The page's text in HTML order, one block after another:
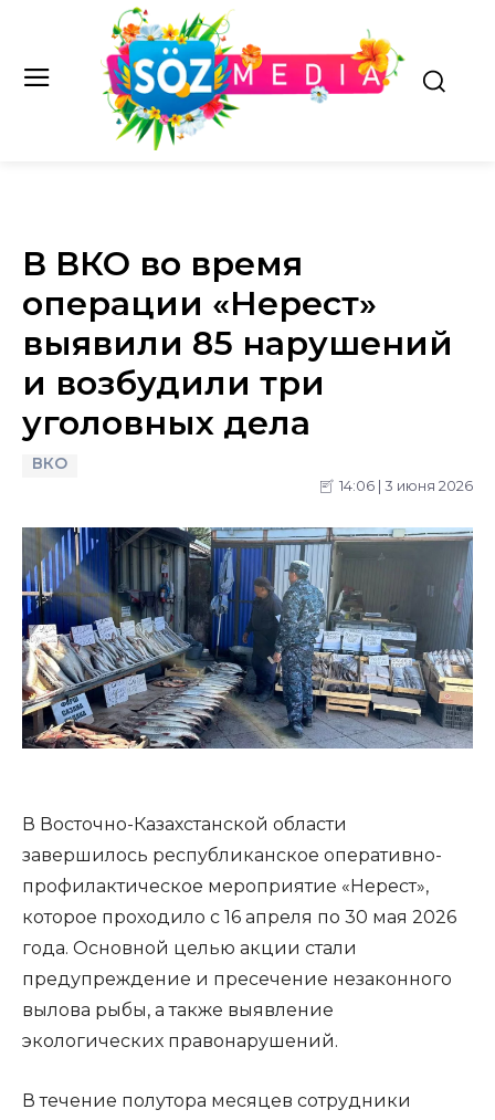
В ВКО во время
операции «Нерест»
выявили 85 нарушений
и возбудили три
уголовных дела
ВКО
14:06 | 3 июня 2026
В Восточно-Казахстанской области
завершилось республиканское оперативно-
профилактическое мероприятие «Нерест»,
которое проходило с 16 апреля по 30 мая 2026
года. Основной целью акции стали
предупреждение и пресечение незаконного
вылова рыбы, а также выявление
экологических правонарушений.
В течение полутора месяцев сотрудники